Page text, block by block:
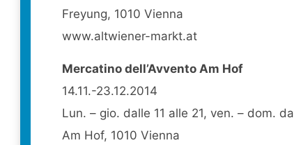
Freyung, 1010 Vienna
www.altwiener-markt.at
Mercatino dell’Avvento Am Hof
14.11.-23.12.2014
Lun. – gio. dalle 11 alle 21, ven. – dom.
Am Hof, 1010 Vienna